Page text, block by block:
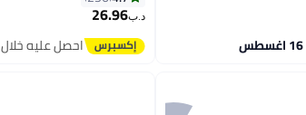
8
د.ب‏26.96
احصل عليه خلال